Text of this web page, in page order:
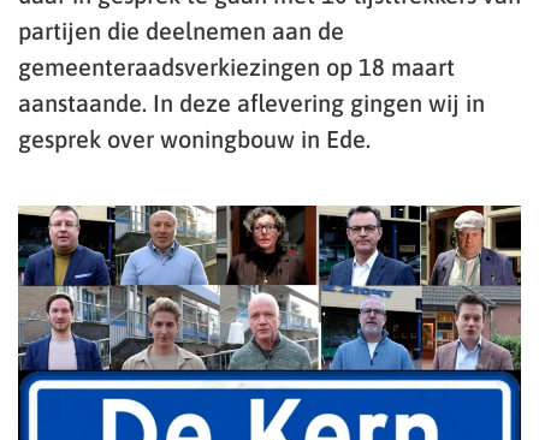
partijen die deelnemen aan de
gemeenteraadsverkiezingen op 18 maart
aanstaande. In deze aflevering gingen wij in
gesprek over woningbouw in Ede.